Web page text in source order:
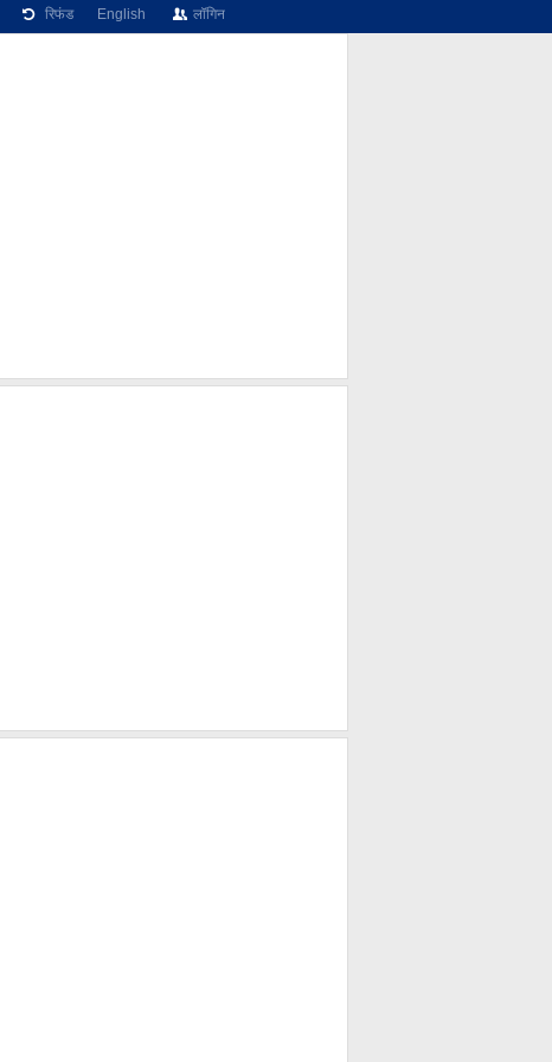
रिफंड English लॉगिन